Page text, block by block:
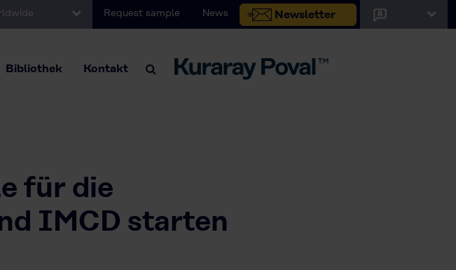
Request sample News Newsletter
Bibliothek Kontakt
für die
IMCD starten